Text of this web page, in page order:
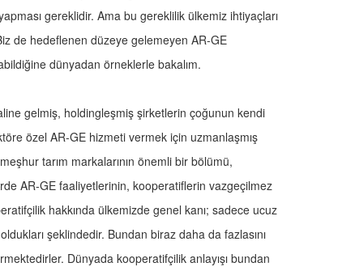
gereklidir. Ama bu gereklilik ülkemiz ihtiyaçları
de hedeflenen düzeye gelemeyen AR-GE
dünyadan örneklerle bakalım.
gelmiş, holdingleşmiş şirketlerin çoğunun kendi
özel AR-GE hizmeti vermek için uzmanlaşmış
tarım markalarının önemli bir bölümü,
AR-GE faaliyetlerinin, kooperatiflerin vazgeçilmez
hakkında ülkemizde genel kanı; sadece ucuz
şeklindedir. Bundan biraz daha da fazlasını
Dünyada kooperatifçilik anlayışı bundan